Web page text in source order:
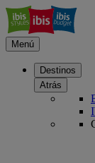
Menú
Destinos
Atrás